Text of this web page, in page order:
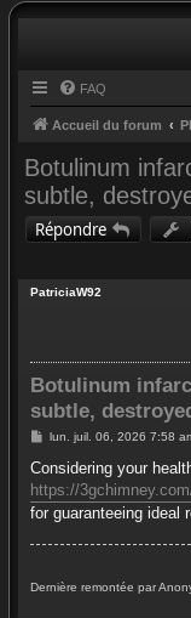
FAQ
Accueil du forum
Botulinum
subtle,
Répondre
PatriciaW92
Botulinum
subtle,
M
s
a
g
e
lun. juil. 06, 2026 7:58
Considering your
https://
for guaranteeing ideal
Dernière remontée par